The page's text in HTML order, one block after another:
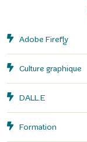
Adobe Firefly
Culture graphique
DALL.E
Formation